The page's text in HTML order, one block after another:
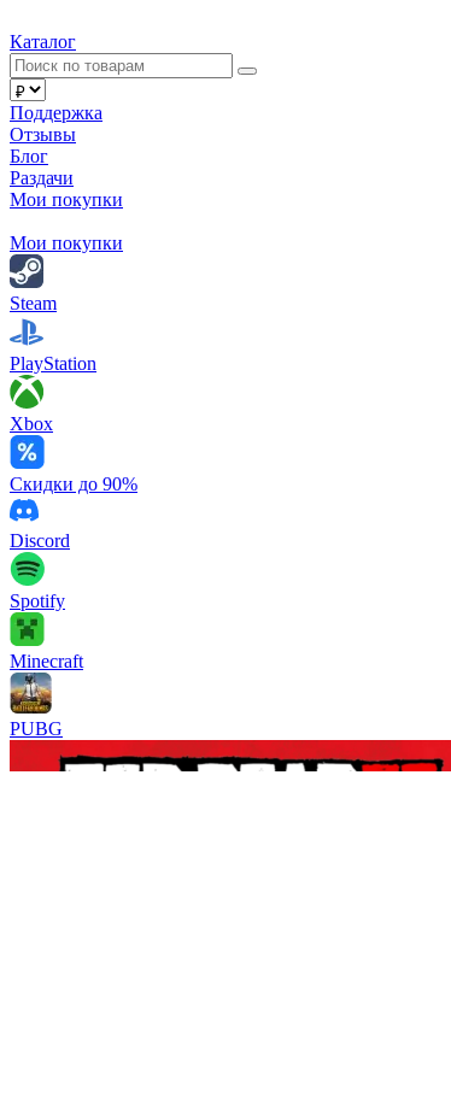
Каталог
Поддержка
Отзывы
Блог
Раздачи
Мои покупки
Мои покупки
Steam
PlayStation
Xbox
Скидки до 90%
Discord
Spotify
Minecraft
PUBG